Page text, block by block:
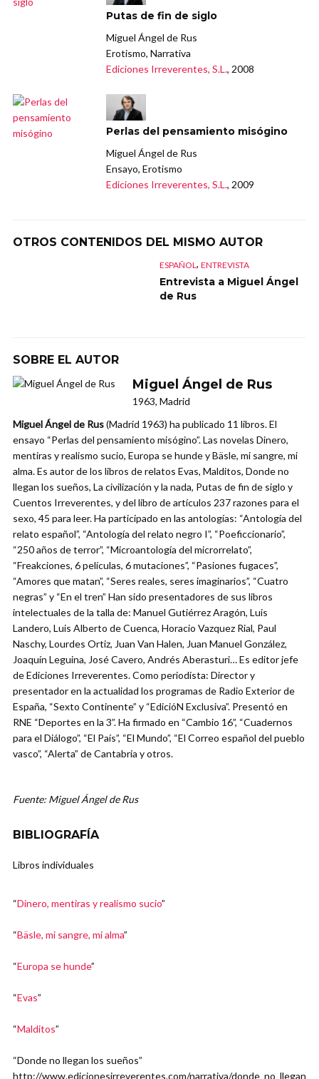
Putas de fin de siglo
Miguel Ángel de Rus
Erotismo, Narrativa
Ediciones Irreverentes, S.L., 2008
Perlas del pensamiento misógino
Miguel Ángel de Rus
Ensayo, Erotismo
Ediciones Irreverentes, S.L., 2009
OTROS CONTENIDOS DEL MISMO AUTOR
ESPAÑOL , ENTREVISTA
Entrevista a Miguel Ángel
de Rus
SOBRE EL AUTOR
Miguel Ángel de Rus
1963, Madrid
Miguel Ángel de Rus(Madrid 1963) ha publicado 11 libros. El
ensayo “Perlas del pensamiento misógino”. Las novelas Dinero,
mentiras y realismo sucio, Europa se hunde y Bäsle, mi sangre, mi
alma. Es autor de los libros de relatos Evas, Malditos, Donde no
llegan los sueños, La civilización y la nada, Putas de fin de siglo y
Cuentos Irreverentes, y del libro de artículos 237 razones para el
sexo, 45 para leer. Ha participado en las antologías: “Antología del
relato español”, “Antología del relato negro I”, “Poeficcionario”,
“250 años de terror”, “Microantología del microrrelato”,
“Freakciones, 6 películas, 6 mutaciones”, “Pasiones fugaces”,
“Amores que matan”, “Seres reales, seres imaginarios”, “Cuatro
negras” y “En el tren” Han sido presentadores de sus libros
intelectuales de la talla de: Manuel Gutiérrez Aragón, Luis
Landero, Luis Alberto de Cuenca, Horacio Vazquez Rial, Paul
Naschy, Lourdes Ortiz, Juan Van Halen, Juan Manuel González,
Joaquín Leguina, José Cavero, Andrés Aberasturi… Es editor jefe
de Ediciones Irreverentes. Como periodista: Director y
presentador en la actualidad los programas de Radio Exterior de
España, “Sexto Continente” y “EdicióN Exclusiva”. Presentó en
RNE “Deportes en la 3”. Ha firmado en “Cambio 16”, “Cuadernos
para el Diálogo”, “El País”, “El Mundo”, “El Correo español del pueblo
vasco”, “Alerta” de Cantabria y otros.
Fuente: Miguel Ángel de Rus
BIBLIOGRAFÍA
Libros individuales
“Dinero, mentiras y realismo sucio”
“Bäsle, mi sangre, mi alma”
“Europa se hunde”
“Evas”
“Malditos”
“Donde no llegan los sueños”
http://www.edicionesirreverentes.com/narrativa/donde_no_llegan